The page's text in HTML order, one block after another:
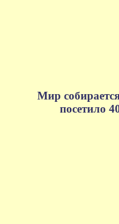
Мир
посетило